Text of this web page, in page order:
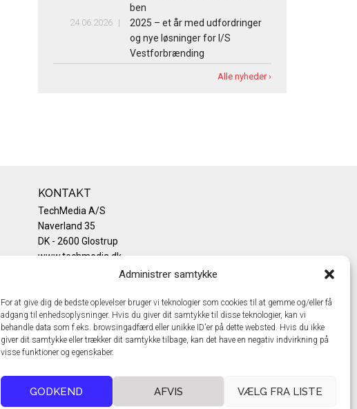
Administrer samtykke
For at give dig de bedste oplevelser bruger vi teknologier som cookies til at gemme og/eller få
adgang til enhedsoplysninger. Hvis du giver dit samtykke til disse teknologier, kan vi
behandle data som f.eks. browsingadfærd eller unikke ID'er på dette websted. Hvis du ikke
giver dit samtykke eller trækker dit samtykke tilbage, kan det have en negativ indvirkning på
visse funktioner og egenskaber.
GODKEND AFVIS VÆLG FRA LISTE
ben
24.06.2026
2025 – et år med udfordringer
og nye løsninger for I/S
Vestforbrænding
Alle nyheder ›
KONTAKT
TechMedia A/S
Naverland 35
DK - 2600 Glostrup
www.techmedia.dk
Telefon: +45 43 24 26 28
Privatlivspolitik
Cookiepolitik